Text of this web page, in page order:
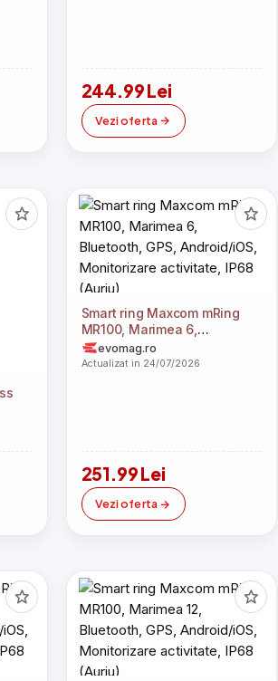
244.99 Lei
Vezi oferta
Smart ring Maxcom mRing
MR100, Marimea 6,
Bluetooth, GPS, Android/iOS,
Monitorizare activitate, IP68
evomag.ro
Actualizat in 24/07/2026
251.99 Lei
Vezi oferta